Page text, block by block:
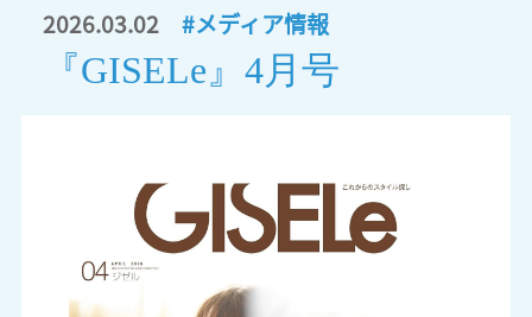
2026.03.02 #メディア情報
『GISELe』4月号